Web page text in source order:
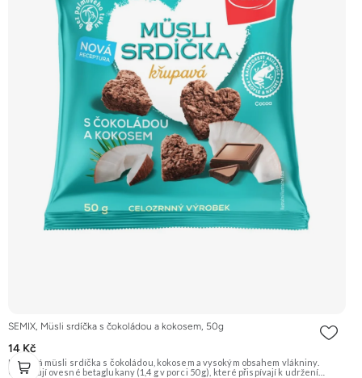
SEMIX, Müsli srdíčka s čokoládou a kokosem, 50g
14 Kč
Křupavá müsli srdíčka s čokoládou, kokosem a vysokým obsahem vlákniny.
Obsahují ovesné betaglukany (1,4 g v porci 50 g), které přispívají k udržení